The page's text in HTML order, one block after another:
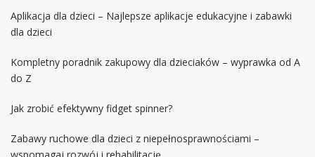
Aplikacja dla dzieci – Najlepsze aplikacje edukacyjne i zabawki
dla dzieci
Kompletny poradnik zakupowy dla dzieciaków – wyprawka od A
do Z
Jak zrobić efektywny fidget spinner?
Zabawy ruchowe dla dzieci z niepełnosprawnościami –
wspomagaj rozwój i rehabilitację